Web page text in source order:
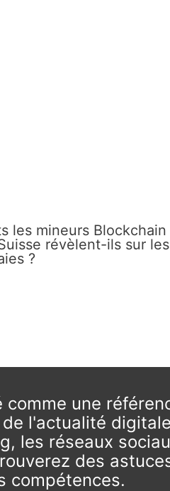
les mineurs Blockchain
révèlent-ils sur les
?
une
l'actualité
les réseaux
des
compétences.